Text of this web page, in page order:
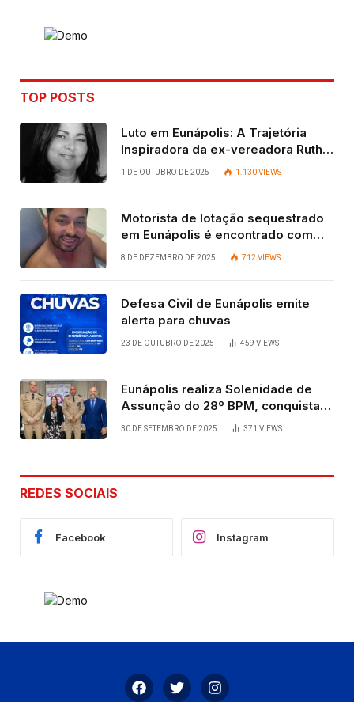
TOP POSTS
Luto em Eunápolis: A Trajetória
Inspiradora da ex-vereadora Ruth
Contadora
1 DE OUTUBRO DE 2025 1.130VIEWS
Motorista de lotação sequestrado
em Eunápolis é encontrado com
vida após quatro dias.
8 DE DEZEMBRO DE 2025 712VIEWS
Defesa Civil de Eunápolis emite
alerta para chuvas
23 DE OUTUBRO DE 2025 459 VIEWS
Eunápolis realiza Solenidade de
Assunção do 28º BPM, conquista
viabilizada por articulação política
30 DE SETEMBRO DE 2025 371 VIEWS
REDES SOCIAIS
Facebook Instagram